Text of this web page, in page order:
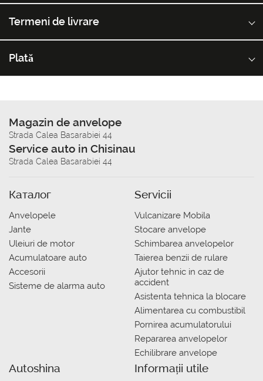
Termeni de livrare
Plată
Magazin de anvelope
Strada Calea Basarabiei 44
Service auto in Chisinau
Strada Calea Basarabiei 44
Каталог
Anvelopele
Jante
Uleiuri de motor
Acumulatoare auto
Accesorii
Sisteme de alarma auto
Servicii
Vulcanizare Mobila
Stocare anvelope
Schimbarea anvelopelor
Taierea benzii de rulare
Ajutor tehnic in caz de
accident
Asistenta tehnica la blocare
Alimentarea cu combustibil
Pornirea acumulatorului
Repararea anvelopelor
Echilibrare anvelope
Autoshina Informații utile